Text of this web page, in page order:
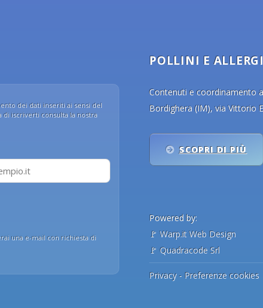
dei dati inseriti ai sensi del
di iscriverti consulta la nostra
una e-mail con richiesta di
POLLINI E
Contenuti e coordinamento
Bordighera (IM), via Vittorio
SCOPRI DI PIÙ
Powered by:
🚩Warp.it Web Design
🚩 Quadracode Srl
Privacy - Preferenze cookies